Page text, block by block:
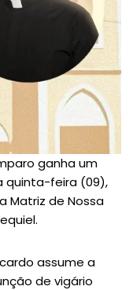
ganha um
quinta-feira (09),
Matriz de Nossa
assume a
de vigário